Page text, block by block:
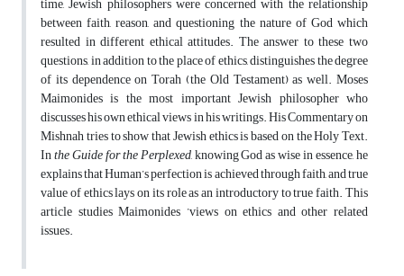
between faith, reason, and questioning the nature of God which
resulted in different ethical attitudes. The answer to these two
questions, in addition to the place of ethics, distinguishes the degree
of its dependence on Torah (the Old Testament) as well. Moses
Maimonides is the most important Jewish philosopher who
discusses his own ethical views in his writings. His Commentary on
Mishnah tries to show that Jewish ethics is based on the Holy Text.
Inthe Guide for the Perplexed, knowing God as wise in essence, he
explains that Human’s perfection is achieved through faith, and true
value of ethics lays on its role as an introductory to true faith. This
article studies Maimonides ’views on ethics and other related
issues.